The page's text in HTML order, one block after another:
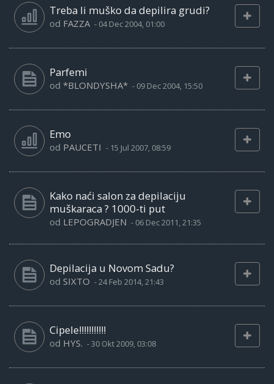
Treba li muško da depilira grudi?
od FAZZA - 04 Dec 2004, 01:00
Parfemi
od *BLONDYSHA* - 09 Dec 2004, 15:50
Emo
od PAUCETI - 15 Jul 2007, 08:59
Kako naći salon za depilaciju
muškaraca ? 1000-ti put
od LEPOGRADJEN - 06 Dec 2011, 21:35
Depilacija u Novom Sadu?
od SIXTO -24 Feb 2014, 21:43
Cipele!!!!!!!!!!!
od HYS. -30 Okt 2009, 03:08